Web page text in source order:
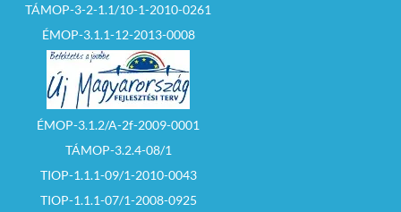
TÁMOP-3-2-1.1/10-1-2010-0261
ÉMOP-3.1.1-12-2013-0008
ÉMOP-3.1.2/A-2f-2009-0001
TÁMOP-3.2.4-08/1
TIOP-1.1.1-09/1-2010-0043
TIOP-1.1.1-07/1-2008-0925